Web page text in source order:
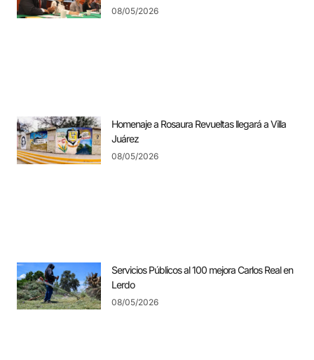
08/05/2026
Homenaje a Rosaura Revueltas llegará a Villa
Juárez
08/05/2026
Servicios Públicos al 100 mejora Carlos Real en
Lerdo
08/05/2026